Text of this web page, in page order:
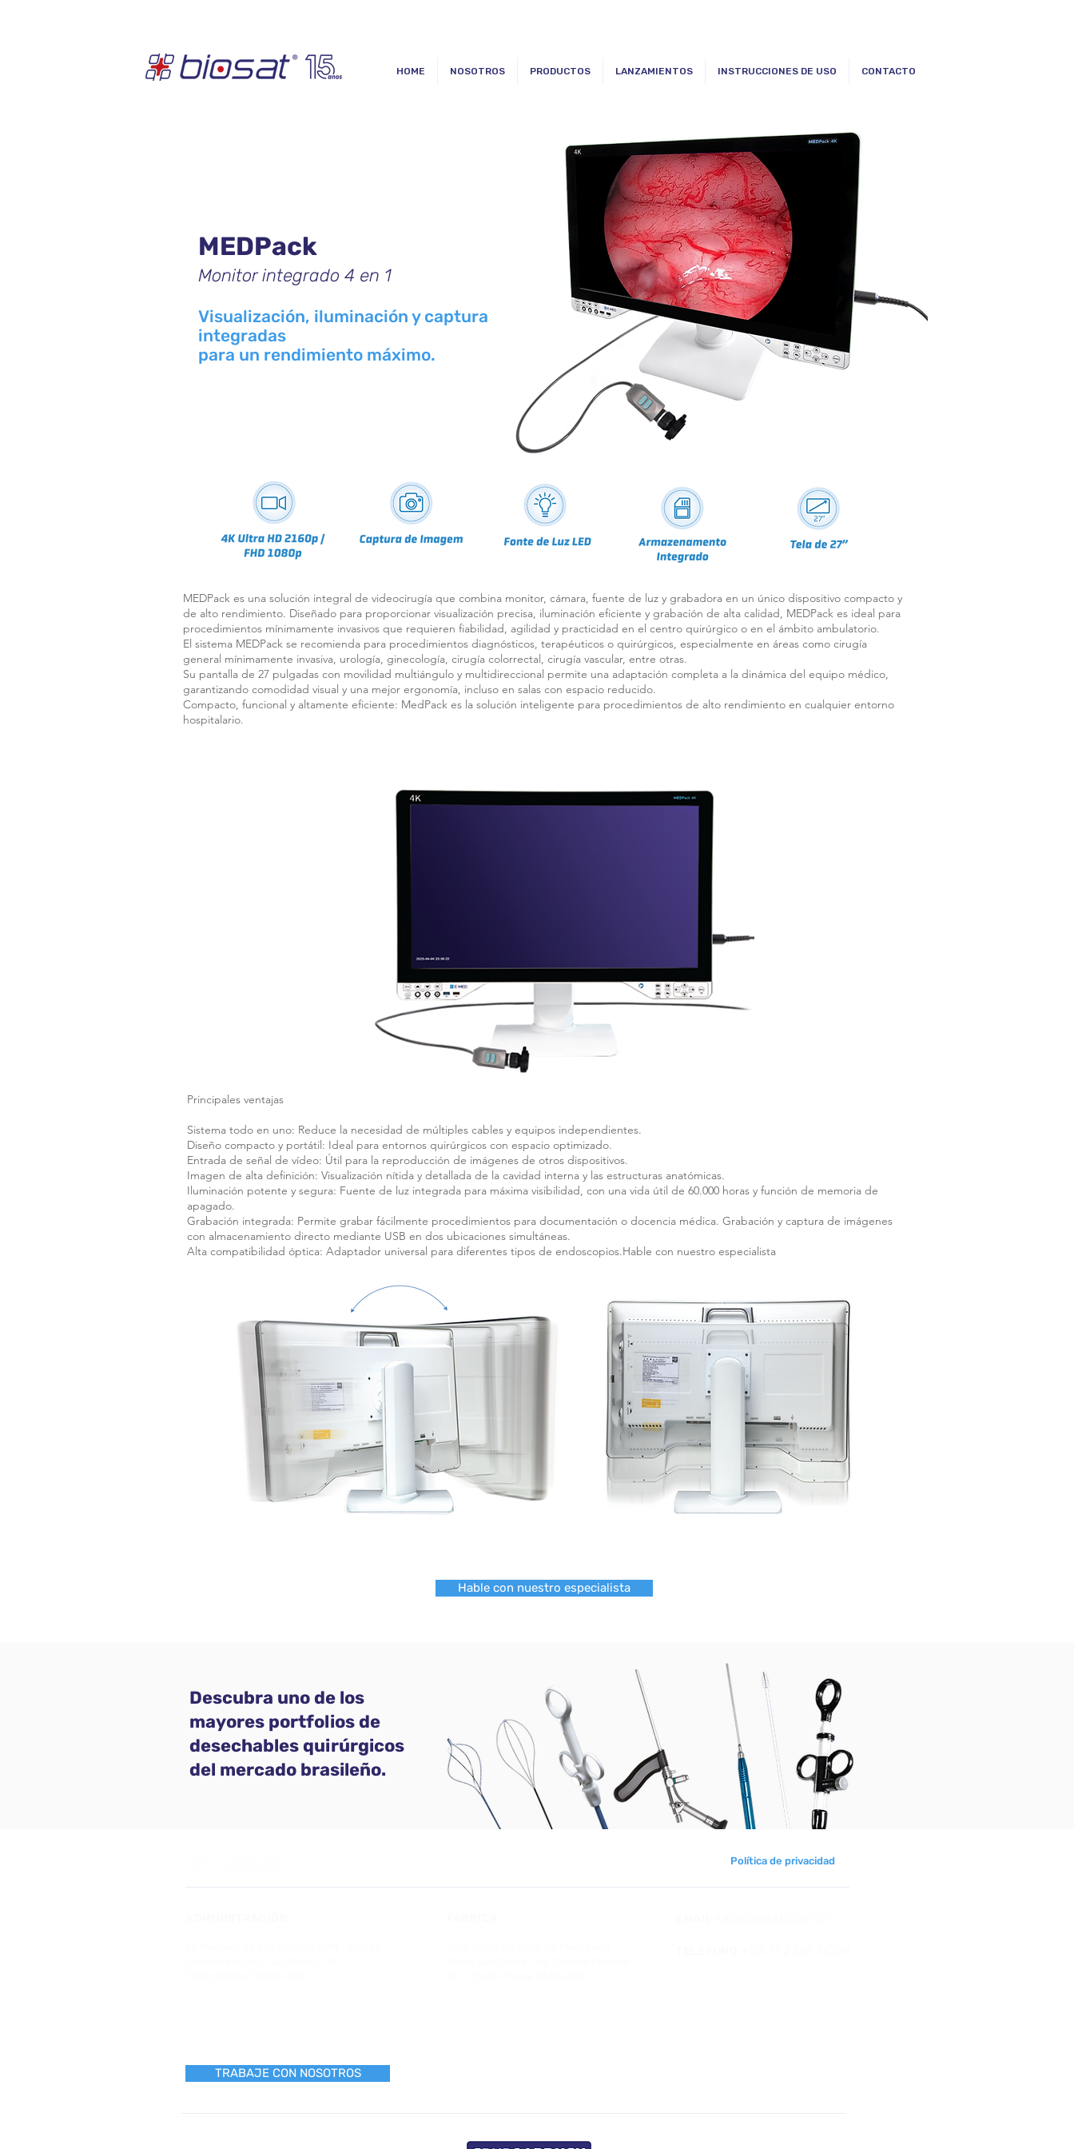
HOME NOSOTROS PRODUCTOS LANZAMIENTOS INSTRUCCIONES DE USO CONTACTO
MEDPack
Monitor integrado 4 en 1
Visualización, iluminación y captura
integradas
para un rendimiento máximo.
MEDPack es una solución integral de videocirugía que combina monitor, cámara, fuente de luz y grabadora en un único dispositivo compacto y
de alto rendimiento. Diseñado para proporcionar visualización precisa, iluminación eficiente y grabación de alta calidad, MEDPack es ideal para
procedimientos mínimamente invasivos que requieren fiabilidad, agilidad y practicidad en el centro quirúrgico o en el ámbito ambulatorio.
El sistema MEDPack se recomienda para procedimientos diagnósticos, terapéuticos o quirúrgicos, especialmente en áreas como cirugía
general mínimamente invasiva, urología, ginecología, cirugía colorrectal, cirugía vascular, entre otras.
Su pantalla de 27 pulgadas con movilidad multiángulo y multidireccional permite una adaptación completa a la dinámica del equipo médico,
garantizando comodidad visual y una mejor ergonomía, incluso en salas con espacio reducido.
Compacto, funcional y altamente eficiente: MedPack es la solución inteligente para procedimientos de alto rendimiento en cualquier entorno
hospitalario.
Principales ventajas
Sistema todo en uno: Reduce la necesidad de múltiples cables y equipos independientes.
Diseño compacto y portátil: Ideal para entornos quirúrgicos con espacio optimizado.
Entrada de señal de vídeo: Útil para la reproducción de imágenes de otros dispositivos.
Imagen de alta definición: Visualización nítida y detallada de la cavidad interna y las estructuras anatómicas.
Iluminación potente y segura: Fuente de luz integrada para máxima visibilidad, con una vida útil de 60.000 horas y función de memoria de
apagado.
Grabación integrada: Permite grabar fácilmente procedimientos para documentación o docencia médica. Grabación y captura de imágenes
con almacenamiento directo mediante USB en dos ubicaciones simultáneas.
Alta compatibilidad óptica: Adaptador universal para diferentes tipos de endoscopios.Hable con nuestro especialista
Hable con nuestro especialista
Descubra uno de los
mayores portfolios de
desechables quirúrgicos
del mercado brasileño.
Política de privacidad
TRABAJE CON NOSOTROS